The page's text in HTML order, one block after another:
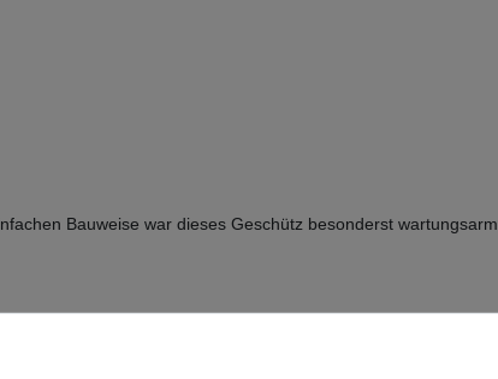
Bauweise war dieses Geschütz besonderst wartungsarm.
und unbemalt ausgeliefert.